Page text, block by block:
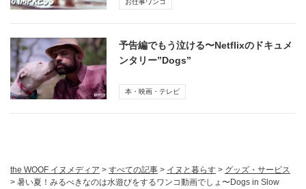
お仕事ワンコ
予告編でもう泣ける〜Netflixのドキュメ
ンタリー”Dogs”
本・映画・テレビ
the WOOF イヌメディア > すべての記事 > イヌと暮らす > グッズ・サービス
> 暑い夏！みるべきなのは水遊びをするワンコ動画でしょ〜Dogs in Slow